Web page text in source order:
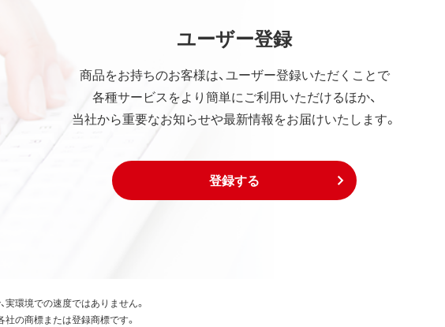
ユーザー登録
商品をお持ちのお客様は、ユーザー登録いただくことで
各種サービスをより簡単にご利用いただけるほか、
当社から重要なお知らせや最新情報をお届けいたします。
登録する
環境での速度ではありません。
の商標または登録商標です。